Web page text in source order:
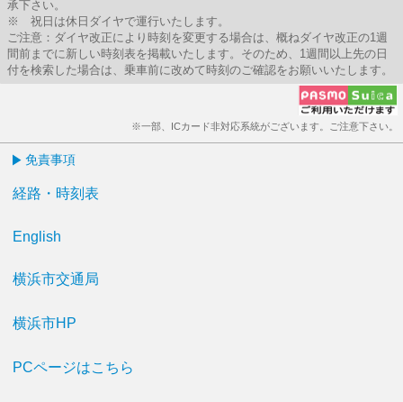
承下さい。
※ 祝日は休日ダイヤで運行いたします。
ご注意：ダイヤ改正により時刻を変更する場合は、概ねダイヤ改正の1週
間前までに新しい時刻表を掲載いたします。そのため、1週間以上先の日
付を検索した場合は、乗車前に改めて時刻のご確認をお願いいたします。
※一部、ICカード非対応系統がございます。ご注意下さい。
免責事項
経路・時刻表
English
横浜市交通局
横浜市HP
PCページはこちら